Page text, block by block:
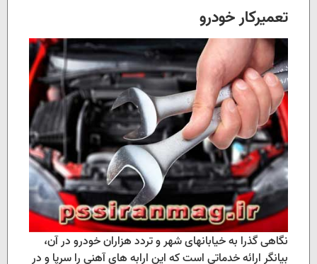
تعمیرکار خودرو
نگاهی گذرا به خیابانهای شهر و تردد هزاران خودرو در آن،
بیانگر ارائه خدماتی است که این ارابه های آهنی را سرپا و در